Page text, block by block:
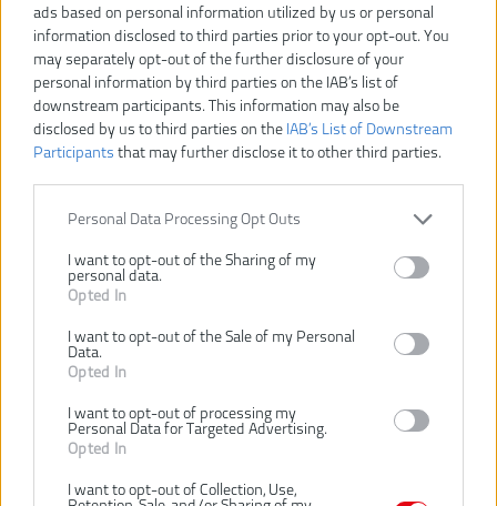
ads based on personal information utilized by us or personal
information disclosed to third parties prior to your opt-out. You
may separately opt-out of the further disclosure of your
personal information by third parties on the IAB’s list of
downstream participants. This information may also be
disclosed by us to third parties on the IAB’s List of Downstream
Participants that may further disclose it to other third parties.
Personal Data Processing Opt Outs
I want to opt-out of the Sharing of my
personal data.
Opted In
I want to opt-out of the Sale of my Personal
Data.
Opted In
I want to opt-out of processing my
Personal Data for Targeted Advertising.
Opted In
I want to opt-out of Collection, Use,
Číslo produktu:
M18 CAG125X-0X
Výrobca:
Milwaukee
Typ tovaru:
Uhlové brúsky
EAN kód:
4002395163380
Záruka:
24 mesiacov
Dodávaný s:
M12-18 FC Nabíjačka, Heavy
Funkcia Line lock out:
Áno
Hmotnosť vrátane aku:
Napätie:
18 V
Ochrana proti spätnému rázu:
Otáčky bez zaťaženia:
8500 ot/m
Priemer kotúča:
125 mm
Štandardné vybavenie:
kryt, AVS bočné madlo,